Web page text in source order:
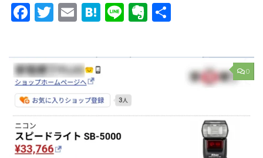
Facebook
Twitter
EmailHatena
LineEvernote
0